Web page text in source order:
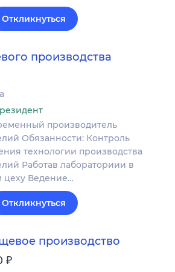
Откликнуться
производства
производитель
Обязанности: Контроль
технологии производства
Работав лабораториии в
цеху Ведение…
Откликнуться
производство
₽